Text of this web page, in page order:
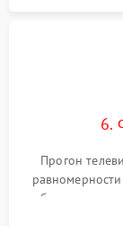
6.
Прогон
работы
в